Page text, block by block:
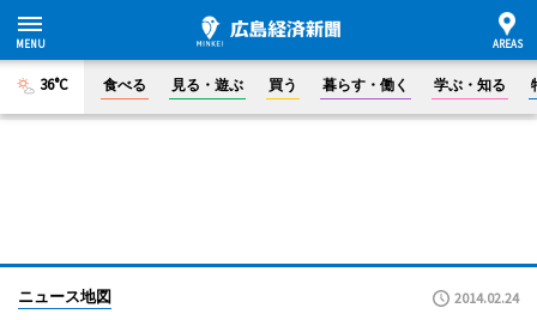
36°C 食べる 見る・遊ぶ 買う 暮らす・働く 学ぶ・知る
ニュース地図 2014.02.24